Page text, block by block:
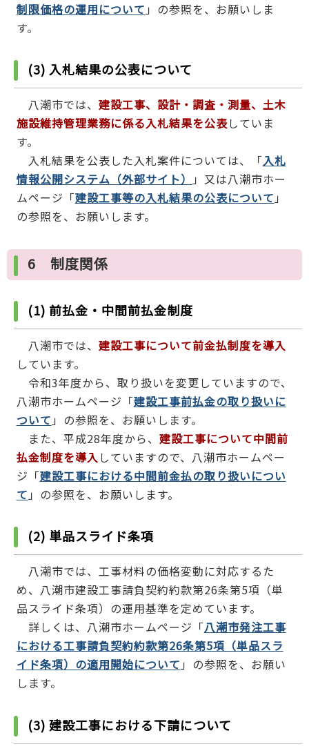
制限価格の運用について 」の参照を、お願いしま
す。
(3) 入札結果の公表について
八潮市では、 建設工事、設計・調査・測量、土木
施設維持管理業務に係る入札結果を公表していま
す。
入札結果を公表した入札案件については、「入札
情報公開システム（外部サイト）
」又は八潮市ホー
ムページ「建設工事等の入札結果の公表について 」
の参照を、お願いします。
6 制度関係
(1) 前払金・中間前払金制度
八潮市では、 建設工事について前金払制度を導入
しています。
令和3年度から、取り扱いを変更していますので、
八潮市ホームページ「建設工事前払金の取り扱いに
ついて 」の参照を、お願いします。
また、平成28年度から、 建設工事について中間前
払金制度を導入していますので、八潮市ホームペー
ジ「建設工事における中間前金払の取り扱いについ
て 」の参照を、お願いします。
(2) 単品スライド条項
八潮市では、工事材料の価格変動に対応するた
め、八潮市建設工事請負契約約款第26条第5項（単
品スライド条項）の運用基準を定めています。
詳しくは、八潮市ホームページ「八潮市発注工事
における工事請負契約約款第26条第5項（単品スラ
イド条項）の適用開始について 」の参照を、お願い
します。
(3) 建設工事における下請について